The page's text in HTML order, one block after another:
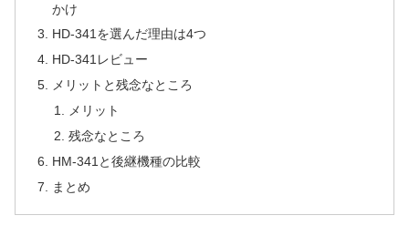
かけ
HD-341を選んだ理由は4つ
HD-341レビュー
メリットと残念なところ
メリット
残念なところ
HM-341と後継機種の比較
まとめ